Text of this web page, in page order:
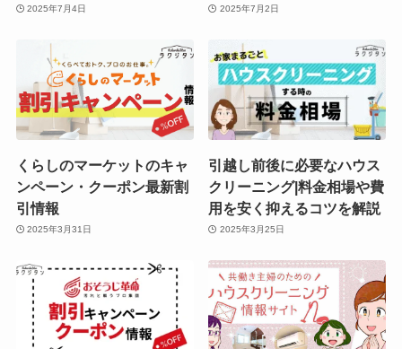
2025年7月4日 2025年7月2日
くらしのマーケットのキャ
ンペーン・クーポン最新割
引情報
2025年3月31日
引越し前後に必要なハウス
クリーニング|料金相場や費
用を安く抑えるコツを解説
2025年3月25日